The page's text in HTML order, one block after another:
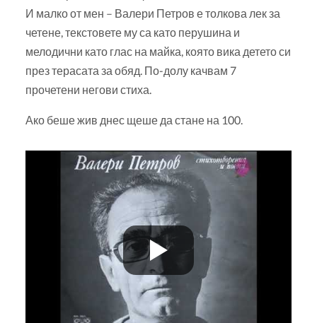
И малко от мен – Валери Петров е толкова лек за
четене, текстовете му са като перушина и
мелодични като глас на майка, която вика детето си
през терасата за обяд. По-долу качвам 7
прочетени негови стиха.
Ако беше жив днес щеше да стане на 100.